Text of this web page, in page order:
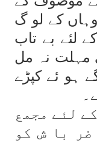
کے لو گ
لئے بے تاب
مہلت نہ مل
ہو ئے کپڑے
لئے مجمع
با ش کو